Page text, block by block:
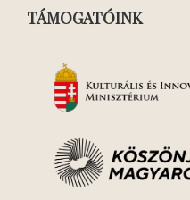
TÁMOGATÓINK